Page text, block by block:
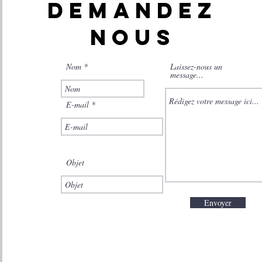
DEMANDEZ
NOUS
Nom
E-mail
Objet
Laissez-nous un
message...
Envoyer